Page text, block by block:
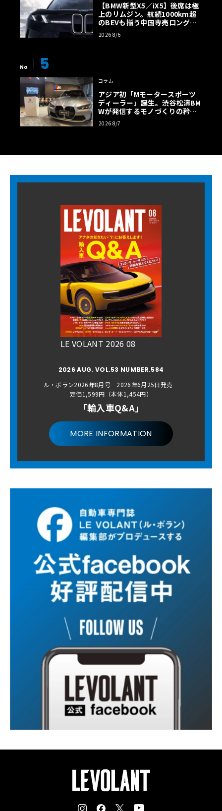
【BMW新型X5／iX5】後席は極
上のリムジン。航続1000km超
のBEVも揃う中国専売ロング仕
様の全貌
2026 8/6
No 5
コラム
アジア初「Mモータースポーツ
ディーラー」誕生。渋谷松濤BM
Wが発信するモノづくりの矜持
【木下隆之コラム】
2026 8/7
LE VOLANT 2026 08
2026 AUG. VOL.53 NUMBER.584
ル・ボラン2026年8月号 2026年6月25日発売
定価1,599円（本体1,454円）
「輸入車Q&A」
MORE INFORMATION